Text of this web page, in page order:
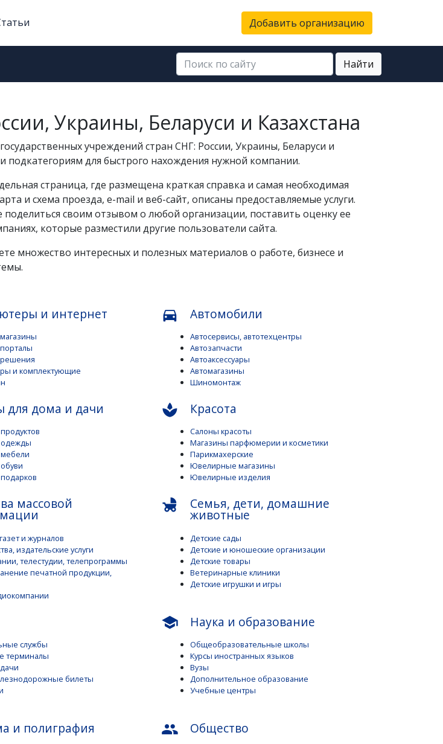
Добавить организацию
Найти
Украины, Беларуси и Казахстана
учреждений стран СНГ: России, Украины, Беларуси и
подкатегориям для быстрого нахождения нужной компании.
страница, где размещена краткая справка и самая необходимая
и схема проезда, e-mail и веб-сайт, описаны предоставляемые услуги.
своим отзывом о любой организации, поставить оценку ее
которые разместили другие пользователи сайта.
множество интересных и полезных материалов о работе, бизнесе и
и интернет
и комплектующие
directions_car Автомобили
Автосервисы, автотехцентры
Автозапчасти
Автоаксессуары
Автомагазины
Шиномонтаж
для дома и дачи spa Красота
Салоны красоты
Магазины парфюмерии и косметики
Парикмахерские
Ювелирные магазины
Ювелирные изделия
массовой
и журналов
издательские услуги
телестудии, телепрограммы
печатной продукции,
child_friendly Семья, дети, домашние
животные
Детские сады
Детские и юношеские организации
Детские товары
Ветеринарные клиники
Детские игрушки и игры
службы
терминалы
билеты
school Наука и образование
Общеобразовательные школы
Курсы иностранных языков
Вузы
Дополнительное образование
Учебные центры
и полиграфия people Общество